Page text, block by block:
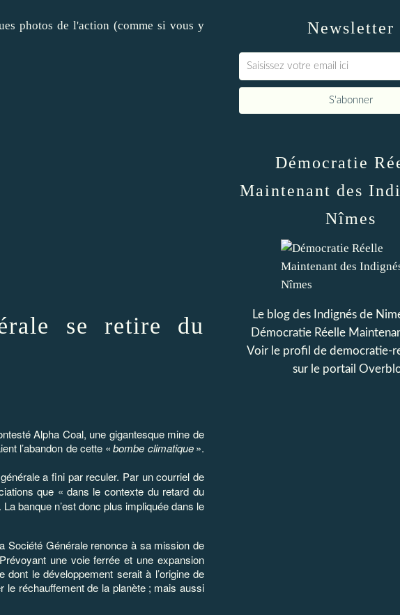
photos de l'action (comme si vous y
se retire du
Alpha Coal, une gigantesque mine de
l’abandon de cette « bombe climatique ».
a fini par reculer. Par un courriel de
que « dans le contexte du retard du
banque n’est donc plus impliquée dans le
Société Générale renonce à sa mission de
une voie ferrée et une expansion
le développement serait à l’origine de
le réchauffement de la planète ; mais aussi
Newsletter
Démocratie
Maintenant des
Nîmes
Le blog des Indignés de
Démocratie Réelle
Voir le profil de democratie-
sur le portail